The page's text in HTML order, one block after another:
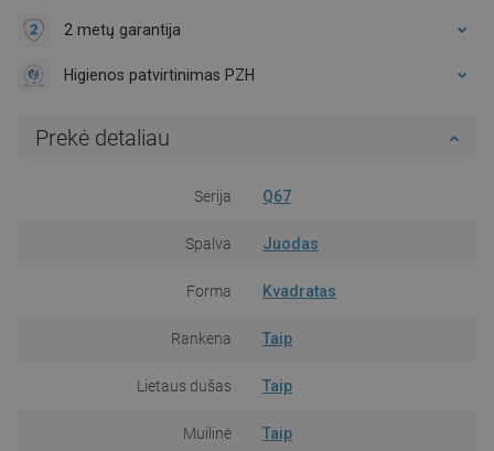
2 metų garantija
Higienos patvirtinimas PZH
Prekė detaliau
Serija Q67
Spalva Juodas
Forma Kvadratas
Rankena Taip
Lietaus dušas Taip
Muilinė Taip